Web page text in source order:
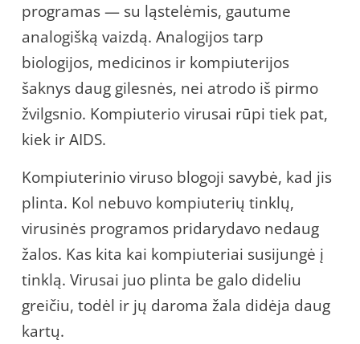
programas — su ląstelėmis, gautume
analogišką vaizdą. Analogijos tarp
biologijos, medicinos ir kompiuterijos
šaknys daug gilesnės, nei atrodo iš pirmo
žvilgsnio. Kompiuterio virusai rūpi tiek pat,
kiek ir AIDS.
Kompiuterinio viruso blogoji savybė, kad jis
plinta. Kol nebuvo kompiuterių tinklų,
virusinės programos pridarydavo nedaug
žalos. Kas kita kai kompiuteriai susijungė į
tinklą. Virusai juo plinta be galo dideliu
greičiu, todėl ir jų daroma žala didėja daug
kartų.